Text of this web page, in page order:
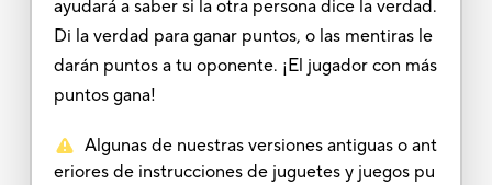
ayudará a saber si la otra persona dice la verdad.
Di la verdad para ganar puntos, o las mentiras le
darán puntos a tu oponente. ¡El jugador con más
puntos gana!
Algunas de nuestras versiones antiguas o ant
eriores de instrucciones de juguetes y juegos pu